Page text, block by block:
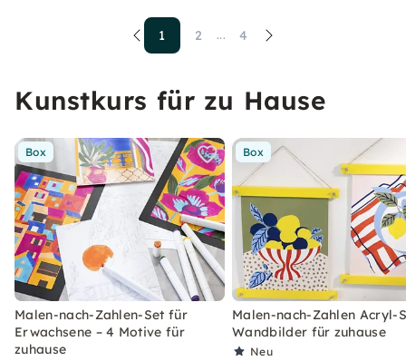
1 2 ... 4
Kunstkurs für zu Hause
Box
Malen-nach-Zahlen-Set für
Erwachsene – 4 Motive für
zuhause
Box
Malen-nach-Zahlen Acryl-
Wandbilder für zuhause
Neu